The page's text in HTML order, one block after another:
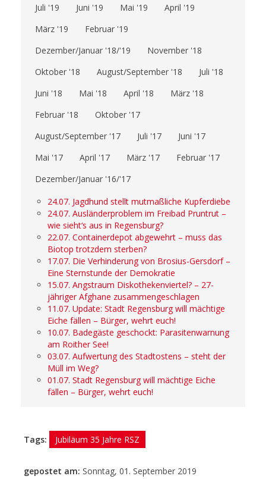
Juli '19
Juni '19 Mai '19
April '19
März '19
Februar '19
Dezember/Januar '18/'19
November '18
Oktober '18
August/September '18
Juli '18
Juni '18
Mai '18 April '18
März '18
Februar '18
Oktober '17
August/September '17
Juli '17
Juni '17
Mai '17
April '17 März '17
Februar '17
Dezember/Januar '16/'17
24.07. Jagdhund stellt mutmaßliche Kupferdiebe
24.07. Ausländerproblem im Freibad Pruntrut –
wie sieht‘s aus in Regensburg?
22.07. Containerdepot abgewehrt – muss das
Biotop trotzdem sterben?
17.07. Die Verhinderung von Brosius-Gersdorf –
Eine Sternstunde der Demokratie
15.07. Angstraum Diskothekenviertel? – 27-
jähriger Afghane zusammengeschlagen
11.07. Update: Stadt Regensburg will mächtige
Eiche fällen – Bürger, wehrt euch!
10.07. Badegäste geschockt: Parasitenwarnung
am Roither See!
03.07. Aufwertung des Stadtostens – steht der
Müll im Weg?
01.07. Stadt Regensburg will mächtige Eiche
fällen – Bürger, wehrt euch!
Tags: Jubiläum 35 Jahre RSZ
gepostet am: Sonntag, 01. September 2019